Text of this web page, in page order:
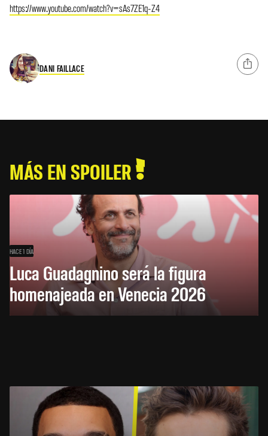
https://www.youtube.com/watch?v=sAs7ZE1q-Z4
DANI FAILLACE
MÁS EN SPOILER
HACE 1 DÍA
Luca Guadagnino será la figura
homenajeada en Venecia 2026